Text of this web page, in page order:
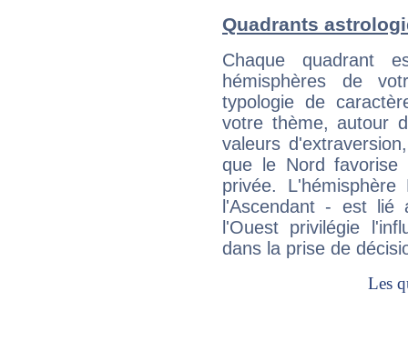
Quadrants
Chaque quadrant
hémisphères de
typologie de
votre thème, autour
valeurs
que le Nord favorise
privée.
l'Ascendant - est
l'Ouest privilégie
dans la prise de